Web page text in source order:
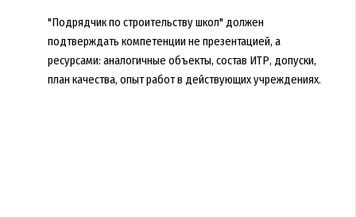
"Подрядчик по строительству школ" должен
подтверждать компетенции не презентацией, а
ресурсами: аналогичные объекты, состав ИТР, допуски,
план качества, опыт работ в действующих учреждениях.